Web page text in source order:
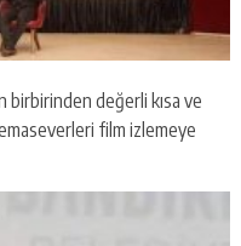
birbirinden değerli kısa ve
film izlemeye